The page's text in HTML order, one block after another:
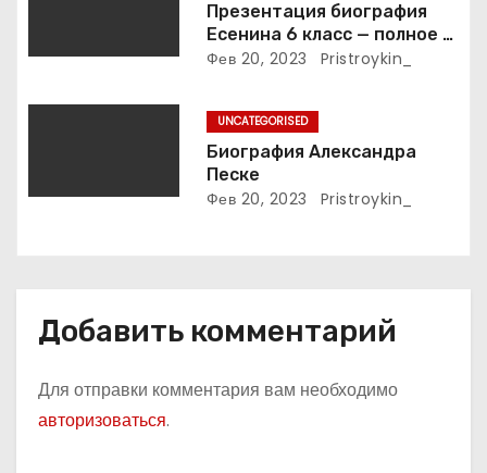
с
я
Презентация биография
Есенина 6 класс — полное и
подробное описание жизни
Фев 20, 2023 Pristroykin_
UNCATEGORISED
Биография Александра
Песке
Фев 20, 2023 Pristroykin_
Добавить комментарий
Для отправки комментария вам необходимо
авторизоваться.